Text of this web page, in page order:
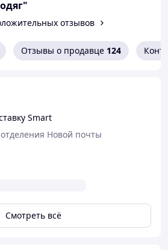
отзывов
Отзывы о продавце 124
Smart
Новой почты
Смотреть всё